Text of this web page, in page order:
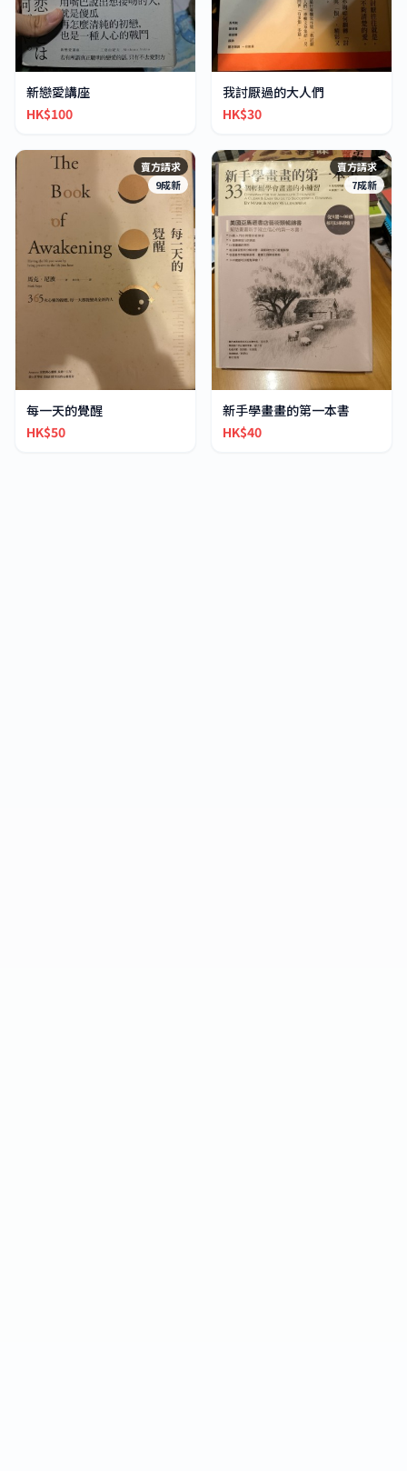
新戀愛講座
HK$100
我討厭過的大人們
HK$30
賣方請求
9成新
每一天的覺醒
HK$50
賣方請求
7成新
新手學畫畫的第一本書
HK$40